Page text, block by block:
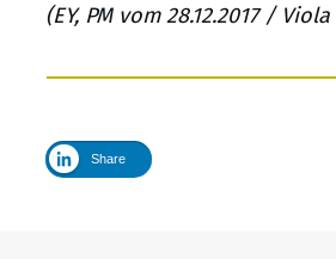
(EY, PM vom 28.12.2017 /
Share